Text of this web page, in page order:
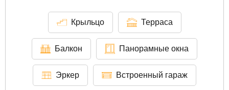
Крыльцо Терраса
Балкон Панорамные окна
Эркер Встроенный гараж